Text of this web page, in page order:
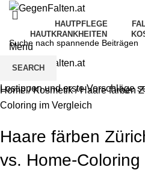
HAUTPFLEGE
HAUTKRANKHEITEN
Menu
Home/Kosmetik/Haare färben
Coloring im Vergleich
Haare färben
vs. Home-Coloring
SEARCH
Lostippen und erste Vorschläge